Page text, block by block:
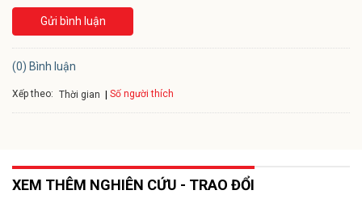
Gửi bình luận
(0) Bình luận
Xếp theo: Thời gian Số người thích
XEM THÊM NGHIÊN CỨU - TRAO ĐỔI